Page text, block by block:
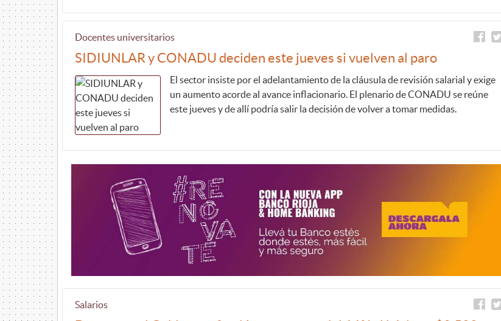
Docentes universitarios
SIDIUNLAR y CONADU deciden este jueves si vuelven al paro
El sector insiste por el adelantamiento de la cláusula de revisión salarial y exige
un aumento acorde al avance inflacionario. El plenario de CONADU se reúne
este jueves y de allí podría salir la decisión de volver a tomar medidas.
Salarios